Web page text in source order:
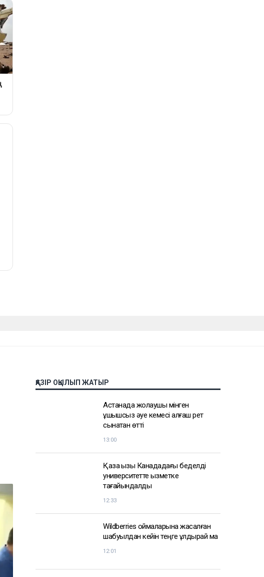
ҚАЗІР ОҚЫЛЫП ЖАТЫР
Астанада жолаушы мінген
ұшқышсыз әуе кемесі алғаш рет
сынақтан өтті
13:00
Қазақ қызы Канададағы беделді
университетте қызметке
тағайындалды
12:33
Wildberries қоймаларына жасалған
шабуылдан кейін теңге құлдырай ма
12:01